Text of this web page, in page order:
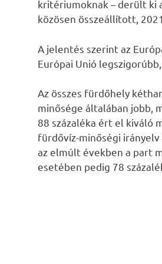
kritériumoknak – derült ki
közösen összeállított,
A jelentés szerint az
Európai Unió
Az összes fürdőhely
minősége általában jobb,
88 százaléka ért el kiváló
fürdővíz-minőségi
az elmúlt években a part
esetében pedig 78